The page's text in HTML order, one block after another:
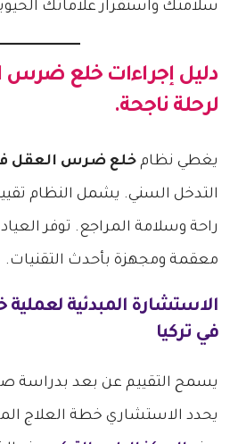
سلامتك واستقرار علاماتك
دليل إجراءاتخلع ضرس
لرحلة ناجحة.
يغطي نظامخلع ضرس العقل
التدخل السني. يشمل النظام
راحة وسلامة المراجع. توفر
معقمة ومجهزة بأحدث التقنيات.
الاستشارة المبدئية لعملية
في تركيا
يسمح التقييم عن بعد بدراسة
يحدد الاستشاري خطة العلاج